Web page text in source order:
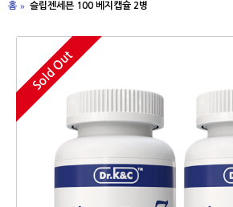
홈 슬립젠세븐 100 베지캡슐 2병
Sold Out